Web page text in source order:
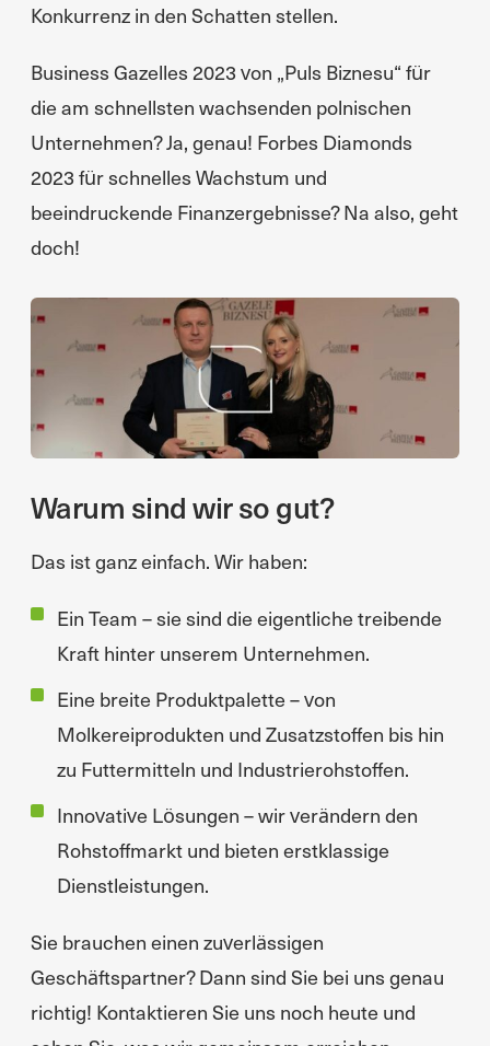
Konkurrenz in den Schatten stellen.
Business Gazelles 2023 von „Puls Biznesu“ für
die am schnellsten wachsenden polnischen
Unternehmen? Ja, genau! Forbes Diamonds
2023 für schnelles Wachstum und
beeindruckende Finanzergebnisse? Na also, geht
doch!
Warum sind wir so gut?
Das ist ganz einfach. Wir haben:
Ein Team – sie sind die eigentliche treibende
Kraft hinter unserem Unternehmen.
Eine breite Produktpalette – von
Molkereiprodukten und Zusatzstoffen bis hin
zu Futtermitteln und Industrierohstoffen.
Innovative Lösungen – wir verändern den
Rohstoffmarkt und bieten erstklassige
Dienstleistungen.
Sie brauchen einen zuverlässigen
Geschäftspartner? Dann sind Sie bei uns genau
richtig! Kontaktieren Sie uns noch heute und